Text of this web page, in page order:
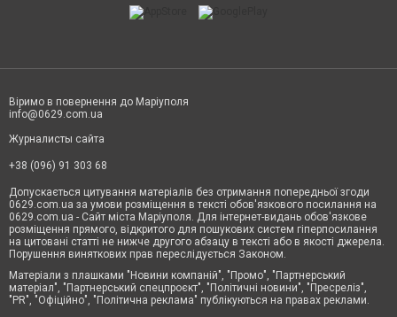
Віримо в повернення до Маріуполя
info@0629.com.ua
Журналисты сайта
+38 (096) 91 303 68
Допускається цитування матеріалів без отримання попередньої згоди
0629.com.ua за умови розміщення в тексті обов'язкового посилання на
0629.com.ua - Сайт міста Маріуполя. Для інтернет-видань обов'язкове
розміщення прямого, відкритого для пошукових систем гіперпосилання
на цитовані статті не нижче другого абзацу в тексті або в якості джерела.
Порушення виняткових прав переслідується Законом.
Матеріали з плашками "Новини компаній", "Промо", "Партнерський
матеріал", "Партнерський спецпроєкт", "Політичні новини", "Пресреліз",
"PR", "Офіційно", "Політична реклама" публікуються на правах реклами.